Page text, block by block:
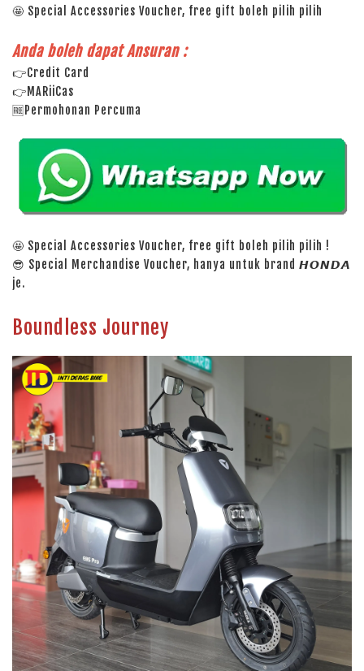
🤩 Special Accessories Voucher, free gift boleh pilih pilih
Anda boleh dapat Ansuran :
👉Credit Card
👉MARiiCas
🆓Permohonan Percuma
🤩 Special Accessories Voucher, free gift boleh pilih pilih !
😎 Special Merchandise Voucher, hanya untuk brand 𝙃𝙊𝙉𝘿𝘼
je.
Boundless Journey